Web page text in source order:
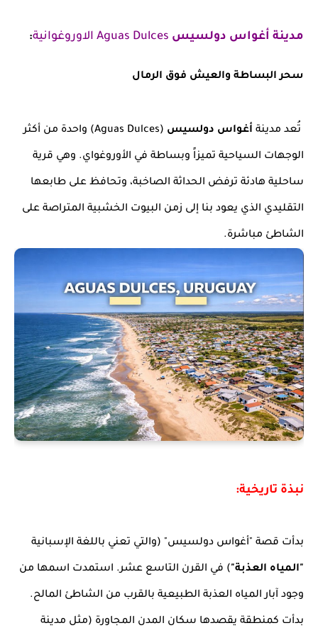
مدينة أغواس دولسيس Aguas Dulces الاوروغوانية :
سحر البساطة والعيش فوق الرمال
تُعد مدينة أغواس دولسيس (Aguas Dulces) واحدة من أكثر
الوجهات السياحية تميزاً وبساطة في الأوروغواي. وهي قرية
ساحلية هادئة ترفض الحداثة الصاخبة، وتحافظ على طابعها
التقليدي الذي يعود بنا إلى زمن البيوت الخشبية المتراصة على
الشاطئ مباشرة.
نبذة تاريخية:
بدأت قصة "أغواس دولسيس" (والتي تعني باللغة الإسبانية
"المياه العذبة") في القرن التاسع عشر. استمدت اسمها من
وجود آبار المياه العذبة الطبيعية بالقرب من الشاطئ المالح.
بدأت كمنطقة يقصدها سكان المدن المجاورة (مثل مدينة